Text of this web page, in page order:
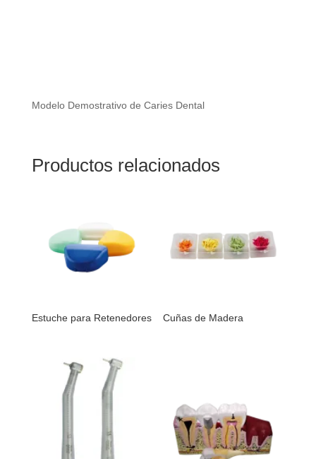
Modelo Demostrativo de Caries Dental
Productos relacionados
Estuche para Retenedores Cuñas de Madera